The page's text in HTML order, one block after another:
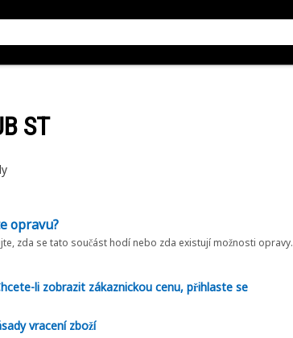
ST
opravu?
zda se tato součást hodí nebo zda existují možnosti opravy.
li zobrazit zákaznickou cenu, přihlaste se
vracení zboží